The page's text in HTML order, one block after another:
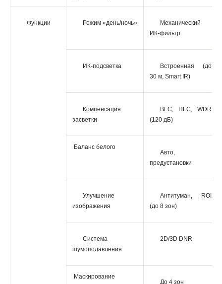
Функции Режим «день/ночь»
Механический
ИК-фильтр
ИК-подсветка
Встроенная (до
30 м, Smart IR)
Компенсация
засветки
BLC, HLC, WDR
(120 дБ)
Баланс белого
Авто,
предустановки
Улучшение
изображения
Антитуман, ROI
(до 8 зон)
Система
шумоподавления
2D/3D DNR
Маскирование
До 4 зон